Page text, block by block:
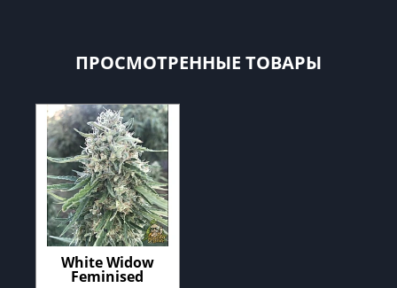
ПРОСМОТРЕННЫЕ ТОВАРЫ
White Widow
Feminised